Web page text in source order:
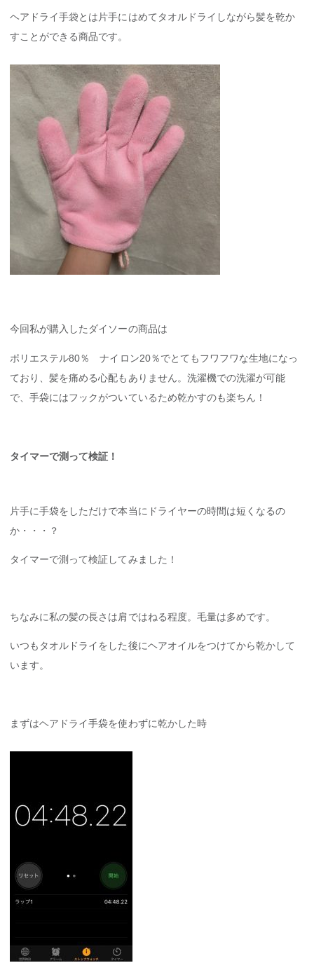
ヘアドライ手袋とは片手にはめてタオルドライしながら髪を乾か
すことができる商品です。
今回私が購入したダイソーの商品は
ポリエステル80％ ナイロン20％でとてもフワフワな生地になっ
ており、髪を痛める心配もありません。洗濯機での洗濯が可能
で、手袋にはフックがついているため乾かすのも楽ちん！
タイマーで測って検証！
片手に手袋をしただけで本当にドライヤーの時間は短くなるの
か・・・？
タイマーで測って検証してみました！
ちなみに私の髪の長さは肩ではねる程度。毛量は多めです。
いつもタオルドライをした後にヘアオイルをつけてから乾かして
います。
まずはヘアドライ手袋を使わずに乾かした時